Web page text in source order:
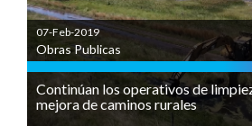
07-Feb-2019
Obras Publicas
Continúan los operativos de
mejora de caminos rurales